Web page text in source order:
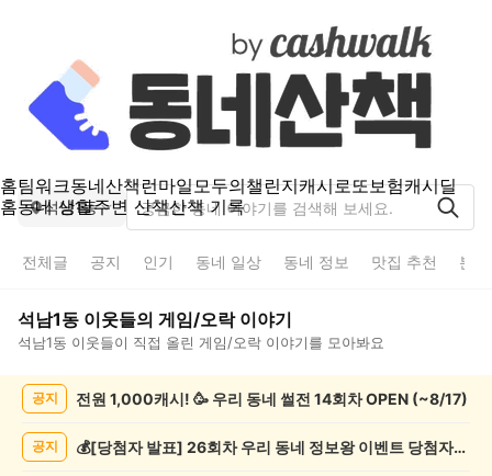
홈팀워크동네산책런마일모두의챌린지캐시로또보험캐시딜
홈동네 생활주변 산책산책 기록
석남1동
전체글 공지 인기 동네 일상 동네 정보 맛집 추천 분
석남1동 이웃들의 게임/오락이야기
석남1동 이웃들이 직접 올린 게임/오락 이야기를 모아봐요
공지 전원 1,000캐시! 🥳 우리 동네 썰전 14회차 OPEN (~8/17)
공지 💰[당첨자 발표] 26회차 우리 동네 정보왕 이벤트 당첨자를 발표합니다!